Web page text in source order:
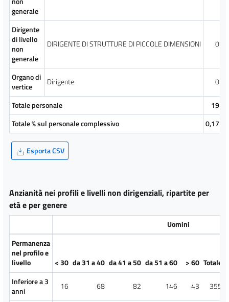
generale
Dirigente
di livello
non
generale
DIRIGENTE DI STRUTTURE DI PICCOLE DIMENSIONI 0
Organo di
vertice
Dirigente 0
Totale personale
19
Totale % sul personale complessivo
0,17
Esporta CSV
Anzianità nei profili e livelli non dirigenziali, ripartite per
età e per genere
Uomini
Permanenza
nel profilo e
livello
< 30 da 31 a 40 da 41 a 50 da 51 a 60 > 60 Totale
Inferiore a 3
anni
16 68 82 146 43 355